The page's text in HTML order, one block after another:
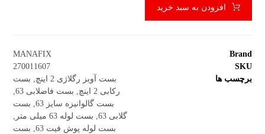
افزودن به سبد خرید
Brand
MANAFIX
SKU
270011607
برچسب ها
بست آویز رگلاژی 2 اینچ
بست
رکابی 2 اینچ
بست فاضلابی 63
,
بست گالوانیزه سایز 63
, بست
گلابی 63
, بست لوله 63 میلی متر
بست لوله پوش فیت 63
, بست